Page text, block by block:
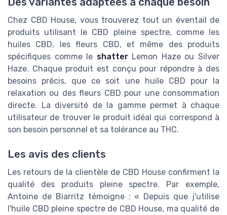
Chez CBD House, vous trouverez tout un éventail de
produits utilisant le CBD pleine spectre, comme les
huiles CBD, les fleurs CBD, et même des produits
spécifiques comme le shatterLemon Haze ou Silver
Haze. Chaque produit est conçu pour répondre à des
besoins précis, que ce soit une huile CBD pour la
relaxation ou des fleurs CBD pour une consommation
directe. La diversité de la gamme permet à chaque
utilisateur de trouver le produit idéal qui correspond à
son besoin personnel et sa tolérance au THC.
Les avis des clients
Les retours de la clientèle de CBD House confirment la
qualité des produits pleine spectre. Par exemple,
Antoine de Biarritz témoigne : « Depuis que j'utilise
l'huile CBD pleine spectre de CBD House, ma qualité de